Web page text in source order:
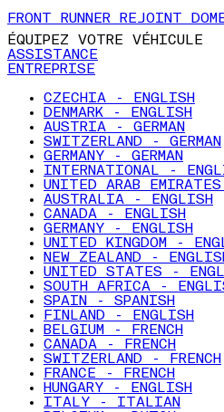
ÉQUIPEZ VOTRE VÉHICULE
ASSISTANCE
ENTREPRISE
CZECHIA - ENGLISH
DENMARK - ENGLISH
AUSTRIA - GERMAN
SWITZERLAND - GERMAN
GERMANY - GERMAN
INTERNATIONAL -
UNITED ARAB
AUSTRALIA - ENGLISH
CANADA - ENGLISH
GERMANY - ENGLISH
UNITED KINGDOM -
NEW ZEALAND -
UNITED STATES -
SOUTH AFRICA -
SPAIN - SPANISH
FINLAND - ENGLISH
BELGIUM - FRENCH
CANADA - FRENCH
SWITZERLAND - FRENCH
FRANCE - FRENCH
HUNGARY - ENGLISH
ITALY - ITALIAN